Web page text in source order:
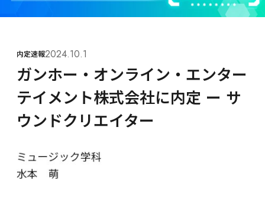
内定速報2024.10.1
ガンホー・オンライン・エンター
テイメント株式会社に内定 ー サ
ウンドクリエイター